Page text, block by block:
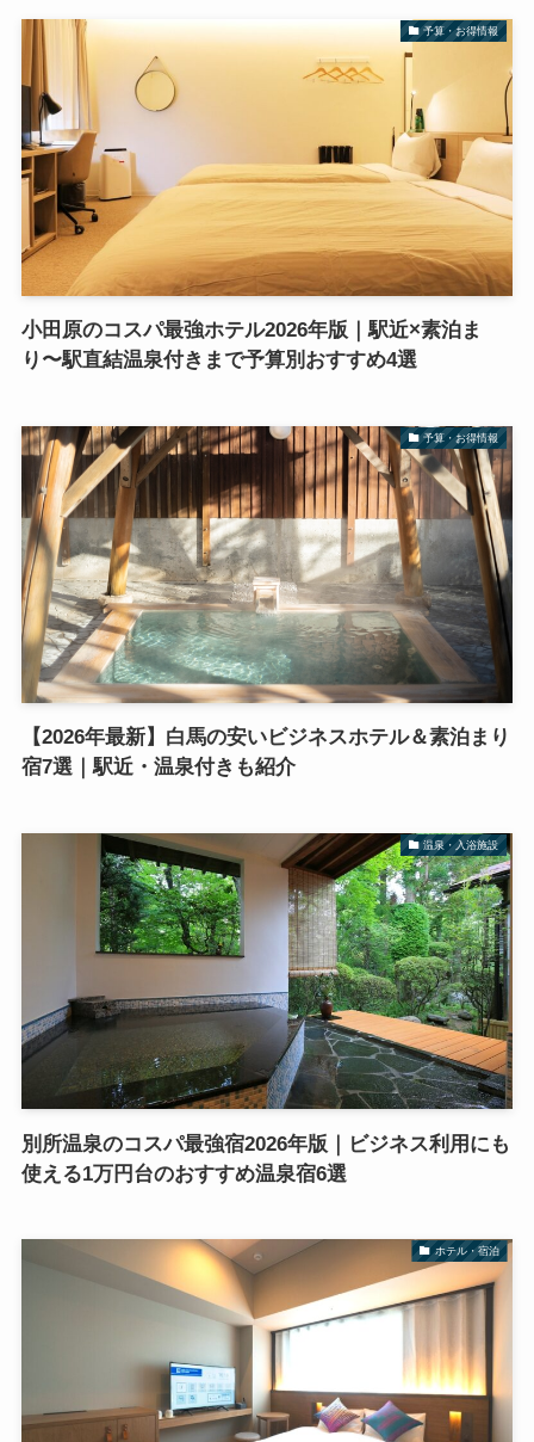
予算・お得情報
小田原のコスパ最強ホテル2026年版｜駅近×素泊ま
り〜駅直結温泉付きまで予算別おすすめ4選
予算・お得情報
【2026年最新】白馬の安いビジネスホテル＆素泊まり
宿7選｜駅近・温泉付きも紹介
温泉・入浴施設
別所温泉のコスパ最強宿2026年版｜ビジネス利用にも
使える1万円台のおすすめ温泉宿6選
ホテル・宿泊